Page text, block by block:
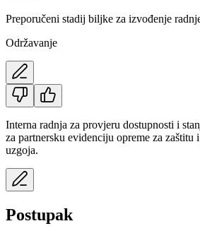
Preporučeni stadij biljke za izvođenje
Održavanje
Interna radnja za provjeru dostupnosti i
za partnersku evidenciju opreme za zaštitu
uzgoja.
Postupak